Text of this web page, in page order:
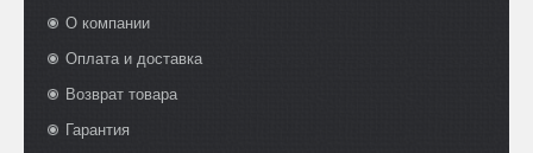
О компании
Оплата и доставка
Возврат товара
Гарантия